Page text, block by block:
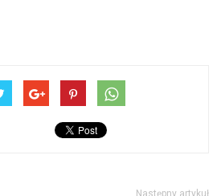
Następny artykuł